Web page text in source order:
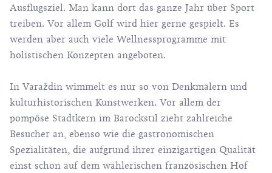
Ausflugsziel. Man kann dort das ganze Jahr über Sport
treiben. Vor allem Golf wird hier gerne gespielt. Es
werden aber auch viele Wellnessprogramme mit
holistischen Konzepten angeboten.
In Varaždin wimmelt es nur so von Denkmälern und
kulturhistorischen Kunstwerken. Vor allem der
pompöse Stadtkern im Barockstil zieht zahlreiche
Besucher an, ebenso wie die gastronomischen
Spezialitäten, die aufgrund ihrer einzigartigen Qualität
einst schon auf dem wählerischen französischen Hof